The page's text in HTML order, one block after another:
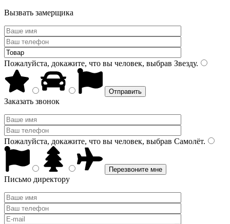
Вызвать замерщика
Пожалуйста, докажите, что вы человек, выбрав Звезду.
Заказать звонок
Пожалуйста, докажите, что вы человек, выбрав Самолёт.
Письмо директору